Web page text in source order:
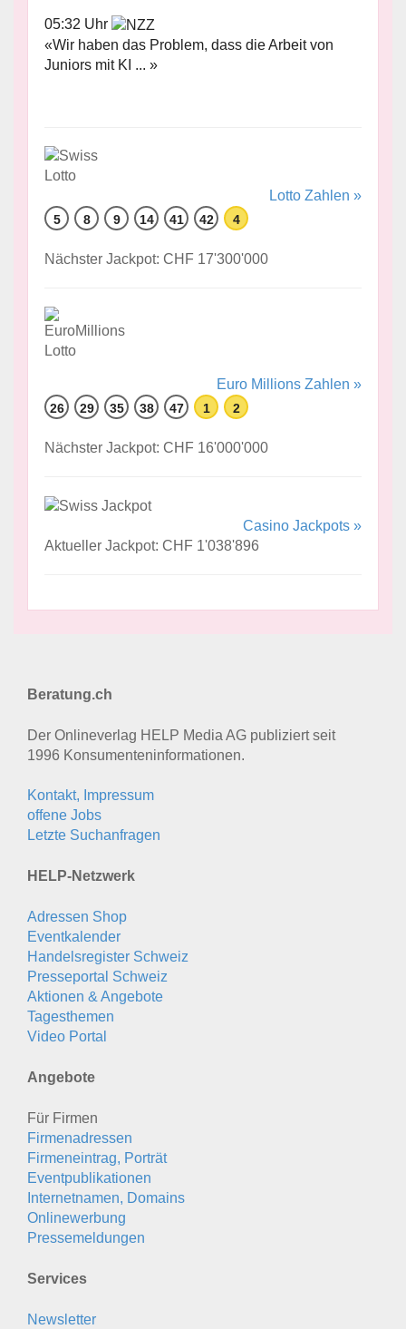
05:32 Uhr
«Wir haben das Problem, dass die Arbeit von
Juniors mit KI ... »
Lotto Zahlen »
5 8 9 14 41 42 4
Nächster Jackpot: CHF 17'300'000
Euro Millions Zahlen »
26 29 35 38 47 1 2
Nächster Jackpot: CHF 16'000'000
Casino Jackpots »
Aktueller Jackpot: CHF 1'038'896
Beratung.ch
Der Onlineverlag HELP Media AG publiziert seit
1996 Konsumenten­informationen.
Kontakt, Impressum
offene Jobs
Letzte Suchanfragen
HELP-Netzwerk
Adressen Shop
Eventkalender
Handelsregister Schweiz
Presseportal Schweiz
Aktionen & Angebote
Tagesthemen
Video Portal
Angebote
Für Firmen
Firmenadressen
Firmeneintrag, Porträt
Eventpublikationen
Internetnamen, Domains
Onlinewerbung
Pressemeldungen
Services
Newsletter